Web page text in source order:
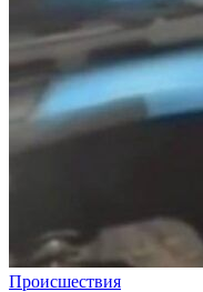
Происшествия